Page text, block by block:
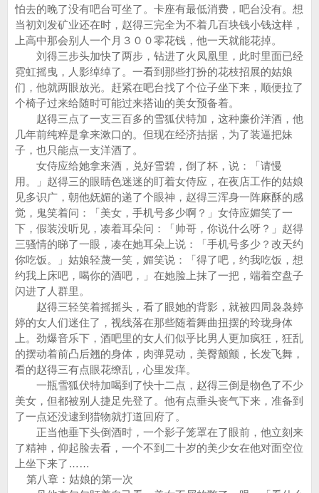
怕去的晚了没有吧台可坐了。卡座有最低消费，吧台没有。想
当初刘发矿业还在时，赵得三完全为不着几百块钱小钱这样，
上高中那会别人一个月３００零花钱，他一天就能花掉。
刘得三步头加快了两步，钻进了火凤凰里，此时里面已经
霓虹摇曳，人影绰绰了。一看到那些打扮的花枝招展的姑娘
们，他就两眼放光。赶紧在吧台找了个位子坐下来，顺便拉了
个椅子过来给随时可能过来搭讪的美女预备着。
赵得三点了一支三百多的雪狐伏特加，这种廉价洋酒，他
几年前纯粹是拿来漱口的。但现在经济拮据，为了装逼把妹
子，也只能点一支洋酒了。
女侍应给她拿来酒，兑好雪碧，倒了杯，说：「请慢
用。」赵得三的眼睛色迷迷的盯着女侍应，在夜店工作的姑娘
见多识广，朝他妩媚的递了个眼神，赵得三浑身一阵麻酥的感
觉，鬼笑着问：「美女，手机号多少啊？」女侍应媚笑了一
下，假装没听见，凑着耳朵问：「帅哥，你说什么呀？」赵得
三骚情的睇了一眼，凑在她耳朵上说：「手机号多少？改天约
你吃饭。」姑娘轻蔑一笑，媚笑说：「得了吧，约我吃饭，想
约我上床吧，喝你的酒吧，」在她脸上抹了一把，端着空盘子
闪进了人群里。
赵得三轻笑着摇摇头，看了眼她的背影，就被四周袅袅婷
婷的女人们迷住了，视线落在那些随着舞曲扭摆的玲珑身体
上。劲爆音乐下，酒吧里的女人们似乎比男人更加疯狂，狂乱
的摆动着前凸后翘的身体，肉弹晃动，美臀颤颤，长发飞舞，
看的赵得三有点眼花缭乱，心里发痒。
一瓶雪狐伏特加喝到了快十二点，赵得三倒是物色了不少
美女，但都被别人捷足先登了。他有点垂头丧气下来，准备到
了一点还没逮到猎物就打道回府了。
正当他垂下头倒酒时，一个影子笼罩在了眼前，他立刻来
了精神，仰起脸去看，一个不到二十岁的美少女在他对面空位
上坐下来了……
第八章：姑娘的第一次